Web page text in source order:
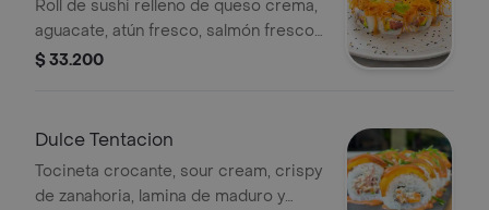
Roll de sushi relleno de queso crema,
aguacate, atún fresco, salmón fresco
y topping de crispy de zanahoria, 10
$ 33.200
Dulce Tentacion
Tocineta crocante, sour cream, crispy
de zanahoria, lamina de maduro y